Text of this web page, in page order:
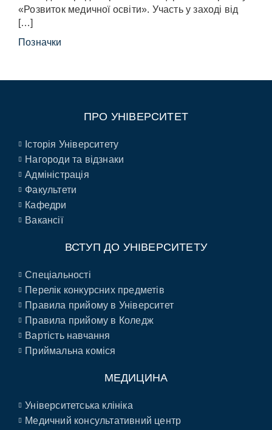
«Розвиток медичної освіти». Участь у заході від
[…]
Позначки
ПРО УНІВЕРСИТЕТ
Історія Університету
Нагороди та відзнаки
Адміністрація
Факультети
Кафедри
Вакансії
ВСТУП ДО УНІВЕРСИТЕТУ
Спеціальності
Перелік конкурсних предметів
Правила прийому в Університет
Правила прийому в Коледж
Вартість навчання
Приймальна коміся
МЕДИЦИНА
Університетська клініка
Медичний консультативний центр